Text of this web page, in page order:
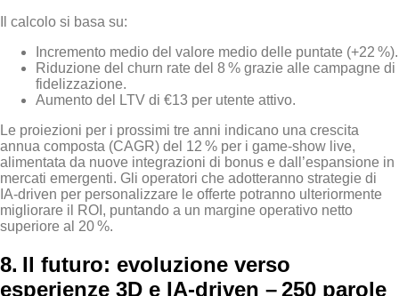
Il calcolo si basa su:
Incremento medio del valore medio delle puntate (+22 %).
Riduzione del churn rate del 8 % grazie alle campagne di
fidelizzazione.
Aumento del LTV di €13 per utente attivo.
Le proiezioni per i prossimi tre anni indicano una crescita
annua composta (CAGR) del 12 % per i game‑show live,
alimentata da nuove integrazioni di bonus e dall’espansione in
mercati emergenti. Gli operatori che adotteranno strategie di
IA‑driven per personalizzare le offerte potranno ulteriormente
migliorare il ROI, puntando a un margine operativo netto
superiore al 20 %.
8. Il futuro: evoluzione verso
esperienze 3D e IA‑driven – 250 parole